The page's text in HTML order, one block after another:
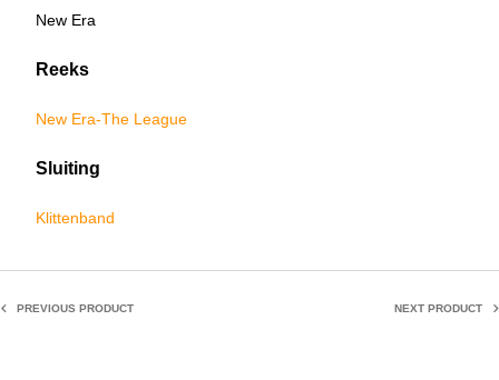
New Era
Reeks
New Era-The League
Sluiting
Klittenband
PREVIOUS PRODUCT NEXT PRODUCT